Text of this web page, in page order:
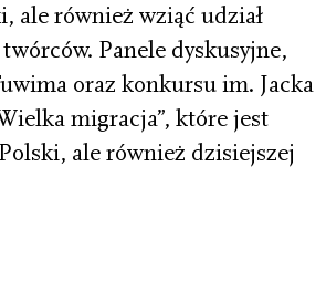
ale również wziąć udział
Panele dyskusyjne,
oraz konkursu im. Jacka
migracja”, które jest
ale również dzisiejszej